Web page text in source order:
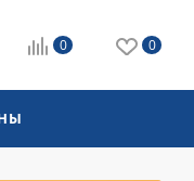
0 0